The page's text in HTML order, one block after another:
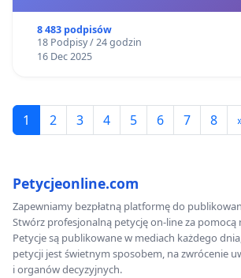
8 483 podpisów
18 Podpisy / 24 godzin
16 Dec 2025
1 2 3 4 5 6 7 8
Petycjeonline.com
Zapewniamy bezpłatną platformę do
Stwórz profesjonalną petycję on-line za pomocą
Petycje są publikowane w mediach każdego
petycji jest świetnym sposobem, na zwrócenie
i organów decyzyjnych.